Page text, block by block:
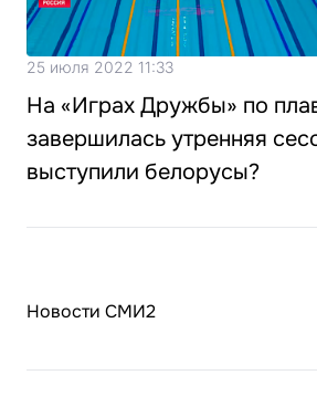
25 июля 2022 11:33
На «Играх Дружбы» по
завершилась утренняя
выступили белорусы?
Новости СМИ2